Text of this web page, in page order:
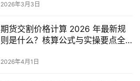
2026年3月3日
期货交割价格计算 2026 年最新规
则是什么？核算公式与实操要点全
2026年4月1日